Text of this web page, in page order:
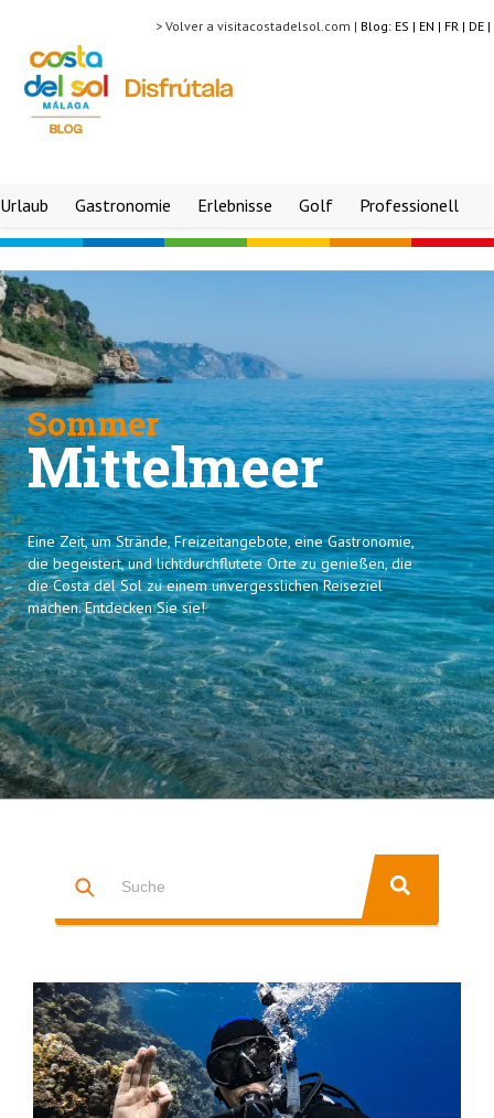
DE |
FR |
EN |
ES |
Blog:
> Volver a visitacostadelsol.com |
Urlaub Gastronomie Erlebnisse Golf Professionell
Sommer
Mittelmeer
Eine Zeit, um Strände, Freizeitangebote, eine Gastronomie,
die begeistert, und lichtdurchflutete Orte zu genießen, die
die Costa del Sol zu einem unvergesslichen Reiseziel
machen. Entdecken Sie sie!
Dies ist ein Suchfeld mit einer automatischen Vorschlagsfunktion.